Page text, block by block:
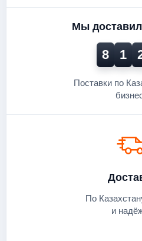
Мы
8 1
Поставки по
По
и